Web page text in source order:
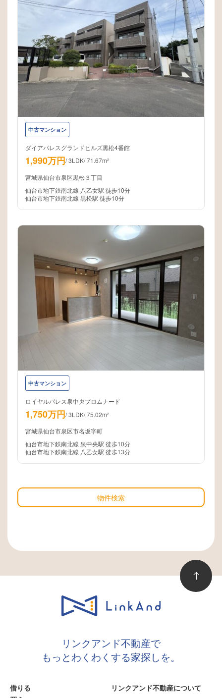
中古マンション
ダイアパレスグランドヒルズ黒松4番館
1,990万円/3LDK/71.67m²
宮城県仙台市泉区黒松３丁目
仙台市地下鉄南北線 八乙女駅 徒歩10分
仙台市地下鉄南北線 黒松駅 徒歩10分
中古マンション
ロイヤルパレス泉中央プロムナード
1,750万円/3LDK/75.02m²
宮城県仙台市泉区市名坂字町
仙台市地下鉄南北線 泉中央駅 徒歩10分
仙台市地下鉄南北線 八乙女駅 徒歩13分
物件検索
リンクアンド不動産で
もっとわくわくする家探しを。
借りる
リンクアンド不動産について